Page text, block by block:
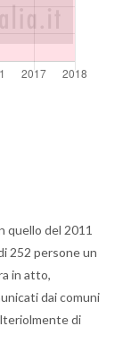
quello del 2011
252 persone un
in atto,
dai comuni
di